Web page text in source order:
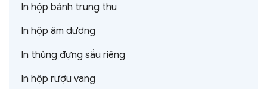
In hộp bánh trung thu
In hộp âm dương
In thùng đựng sầu riêng
In hộp rượu vang